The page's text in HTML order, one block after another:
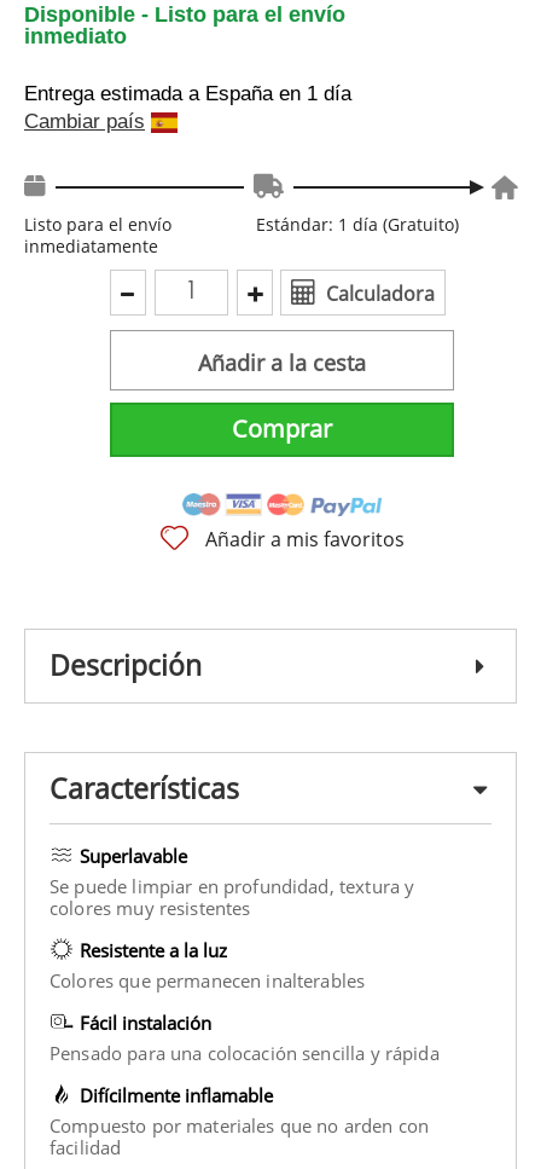
Disponible - Listo para el envío
inmediato
Entrega estimada a España en 1 día
Cambiar país
Listo para el envío
inmediatamente
Estándar: 1 día (Gratuito)
Calculadora
Añadir a la cesta
Comprar
Añadir a mis favoritos
Descripción
Características
Superlavable
Se puede limpiar en profundidad, textura y
colores muy resistentes
Resistente a la luz
Colores que permanecen inalterables
Fácil instalación
Pensado para una colocación sencilla y rápida
Difícilmente inflamable
Compuesto por materiales que no arden con
facilidad